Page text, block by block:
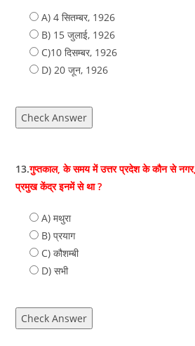
A) 4 सितम्बर, 1926
B) 15 जुलाई, 1926
C)10 दिसम्बर, 1926
D) 20 जून, 1926
Check Answer
13.गुप्तकाल, के समय में उत्तर प्रदेश के कौन से नगर,
प्रमुख केंद्र इनमें से था ?
A) मथुरा
B) प्रयाग
C) कौशम्बी
D) सभी
Check Answer